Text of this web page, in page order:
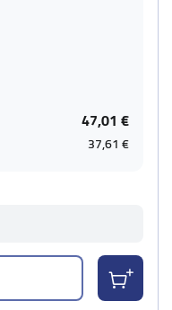
47,01 €
37,61 €